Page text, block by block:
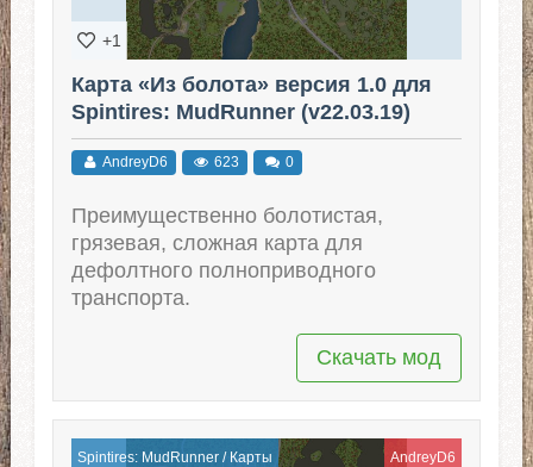
+1
Карта «Из болота» версия 1.0 для
Spintires: MudRunner (v22.03.19)
AndreyD6 623 0
Преимущественно болотистая,
грязевая, сложная карта для
дефолтного полноприводного
транспорта.
Скачать мод
Spintires: MudRunner/ Карты AndreyD6